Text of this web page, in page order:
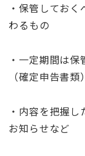
・保管してお
わるもの
・一定期間は
（確定申告書
・内容を把握
お知らせなど